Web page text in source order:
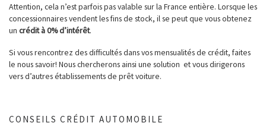
Attention, cela n’est parfois pas valable sur la France entière. Lorsque les
concessionnaires vendent les fins de stock, il se peut que vous obtenez
un crédit à 0% d’intérêt.
Si vous rencontrez des difficultés dans vos mensualités de crédit, faites
le nous savoir! Nous chercherons ainsi une solution et vous dirigerons
vers d’autres établissements de prêt voiture.
CONSEILS CRÉDIT AUTOMOBILE